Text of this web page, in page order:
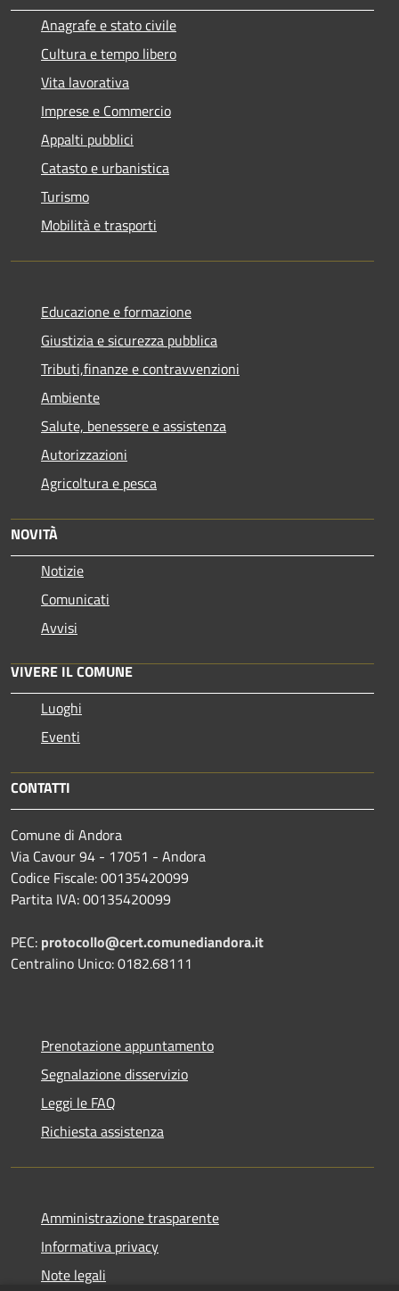
Anagrafe e stato civile
Cultura e tempo libero
Vita lavorativa
Imprese e Commercio
Appalti pubblici
Catasto e urbanistica
Turismo
Mobilità e trasporti
Educazione e formazione
Giustizia e sicurezza pubblica
Tributi,finanze e contravvenzioni
Ambiente
Salute, benessere e assistenza
Autorizzazioni
Agricoltura e pesca
NOVITÀ
Notizie
Comunicati
Avvisi
VIVERE IL COMUNE
Luoghi
Eventi
CONTATTI
Comune di Andora
Via Cavour 94 - 17051 - Andora
Codice Fiscale: 00135420099
Partita IVA: 00135420099
PEC: protocollo@cert.comunediandora.it
Centralino Unico: 0182.68111
Prenotazione appuntamento
Segnalazione disservizio
Leggi le FAQ
Richiesta assistenza
Amministrazione trasparente
Informativa privacy
Note legali